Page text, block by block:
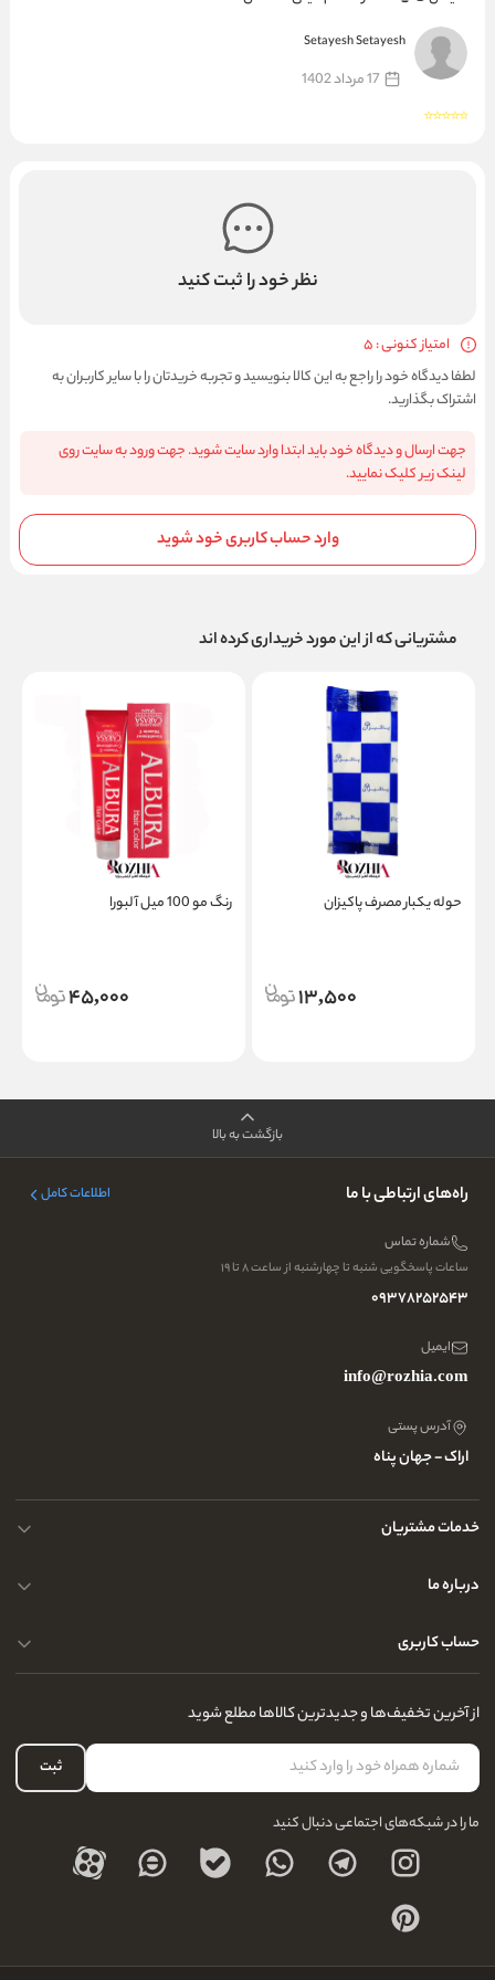
Setayesh Setayesh
17 مرداد 1402
نظر خود را ثبت کنید
امتیاز کنونی : 5
لطفا دیدگاه خود را راجع به این کالا بنویسید و تجربه خریدتان را با سایر کاربران به
اشتراک بگذارید.
جهت ارسال و دیدگاه خود باید ابتدا وارد سایت شوید. جهت ورود به سایت روی
لینک زیر کلیک نمایید.
وارد حساب کاربری خود شوید
مشتریانی که از این مورد خریداری کرده اند
حوله یکبار مصرف پاکیزان
13,500
رنگ مو 100 میل آلبورا
45,000
بازگشت به بالا
راه‌های ارتباطی با ما اطلاعات کامل
شماره تماس
ساعات پاسخگویی شنبه تا چهارشنبه از ساعت ۸ تا ۱۹
09378252543
ایمیل
info@rozhia.com
آدرس پستی
اراک - جهان پناه
خدمات مشتریان
حریم خصوصی کاربران
تماس با ما
درباره ما
سوالات متداول
آدرس فروشگاه
نحوه ارسال کالا
نحوه بازگشت کالا
درباره ما
حساب کاربری
لیست علاقه‌مندی
حساب کاربری
از آخرین تخفیف‌ها و جدیدترین کالاها مطلع شوید
ثبت
ما را در شبکه‌های اجتماعی دنبال کنید